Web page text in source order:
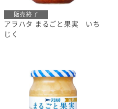
販売終了
アヲハタ まるごと果実 いち
じく